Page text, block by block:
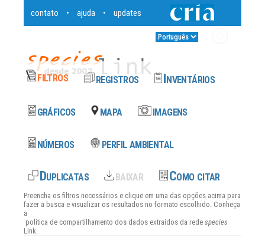
contato • ajuda • updates
Preencha os filtros necessários e clique em uma das opções acima para
fazer a busca e visualizar os resultados no formato escolhido. Conheça
a
política de compartilhamento dos dados extraídos da rede species
Link.